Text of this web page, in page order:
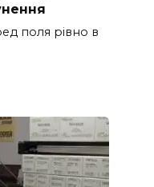
поля рівно в